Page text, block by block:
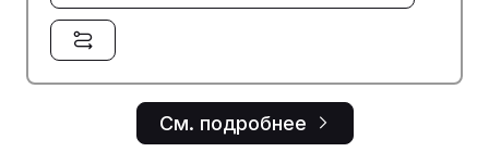
См. подробнее